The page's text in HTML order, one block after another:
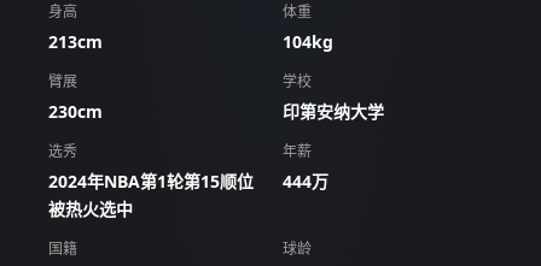
身高
213cm
体重
104kg
臂展
230cm
学校
印第安纳大学
选秀
2024年NBA第1轮第15顺位
被热火选中
年薪
444万
国籍 球龄